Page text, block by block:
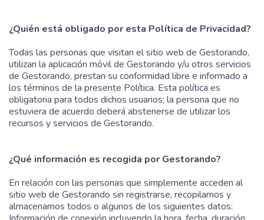
¿Quién está obligado por esta Política de Privacidad?
Todas las personas que visitan el sitio web de Gestorando,
utilizan la aplicación móvil de Gestorando y/u otros servicios
de Gestorando, prestan su conformidad libre e informado a
los términos de la presente Política. Esta política es
obligatoria para todos dichos usuarios; la persona que no
estuviera de acuerdo deberá abstenerse de utilizar los
recursos y servicios de Gestorando.
¿Qué información es recogida por Gestorando?
En relación con las personas que simplemente acceden al
sitio web de Gestorando sin registrarse, recopilamos y
almacenamos todos o algunos de los siguientes datos: